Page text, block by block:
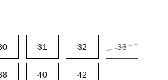
31 32 33
40 42